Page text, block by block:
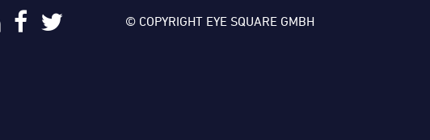
© COPYRIGHT EYE SQUARE GMBH